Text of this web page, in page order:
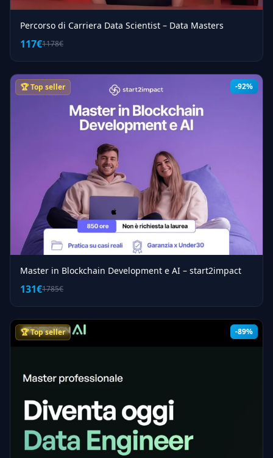
Percorso di Carriera Data Scientist – Data Masters
117€1178€
-92%
🏆 Top seller
Master in Blockchain Development e AI – start2impact
131€1785€
-89%
🏆 Top seller